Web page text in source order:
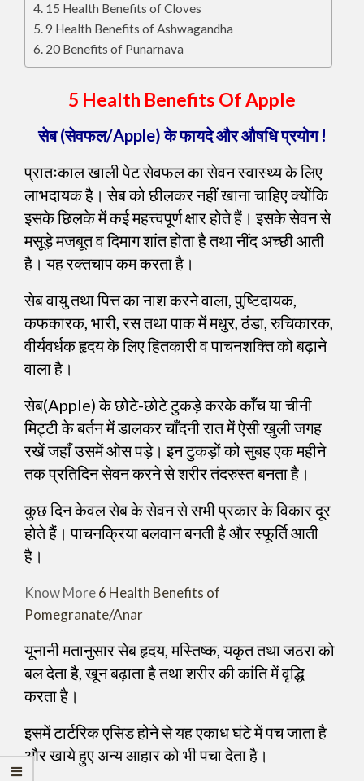
15 Health Benefits of Cloves
9 Health Benefits of Ashwagandha
20 Benefits of Punarnava
5 Health Benefits Of Apple
सेब (सेवफल/Apple) के फायदे और औषधि प्रयोग !
प्रातःकाल खाली पेट सेवफल का सेवन स्वास्थ्य के लिए
लाभदायक है। सेब को छीलकर नहीं खाना चाहिए क्योंकि
इसके छिलके में कई महत्त्वपूर्ण क्षार होते हैं। इसके सेवन से
मसूड़े मजबूत व दिमाग शांत होता है तथा नींद अच्छी आती
है। यह रक्तचाप कम करता है।
सेब वायु तथा पित्त का नाश करने वाला, पुष्टिदायक,
कफकारक, भारी, रस तथा पाक में मधुर, ठंडा, रुचिकारक,
वीर्यवर्धक हृदय के लिए हितकारी व पाचनशक्ति को बढ़ाने
वाला है।
सेब(Apple) के छोटे-छोटे टुकड़े करके काँच या चीनी
मिट्टी के बर्तन में डालकर चाँदनी रात में ऐसी खुली जगह
रखें जहाँ उसमें ओस पड़े। इन टुकड़ों को सुबह एक महीने
तक प्रतिदिन सेवन करने से शरीर तंदरुस्त बनता है।
कुछ दिन केवल सेब के सेवन से सभी प्रकार के विकार दूर
होते हैं। पाचनक्रिया बलवान बनती है और स्फूर्ति आती
है।
Know More6 Health Benefits of
Pomegranate/Anar
यूनानी मतानुसार सेब हृदय, मस्तिष्क, यकृत तथा जठरा को
बल देता है, खून बढ़ाता है तथा शरीर की कांति में वृद्धि
करता है।
इसमें टार्टरिक एसिड होने से यह एकाध घंटे में पच जाता है
और खाये हुए अन्य आहार को भी पचा देता है।